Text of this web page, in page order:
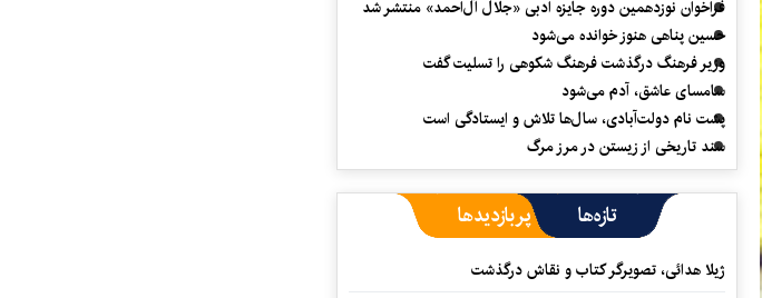
فراخوان نوزدهمین دوره جایزه ادبی «جلال آل‌احمد» منتشر شد
حسین پناهی هنوز خوانده می‌شود
وزیر فرهنگ درگذشت فرهنگ شکوهی را تسلیت گفت
سامسای عاشق، آدم می‌شود
پشت نام دولت‌آبادی، سال‌ها تلاش و ایستادگی است
سند تاریخی از زیستن در مرز مرگ
تازه‌ها پربازدیدها
ژیلا هدائی، تصویرگر کتاب و نقاش درگذشت